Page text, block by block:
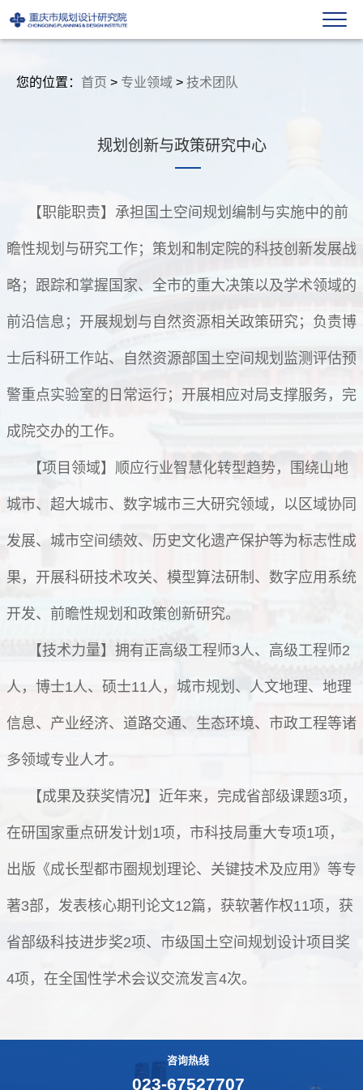
您的位置： 首页 > 专业领域 > 技术团队
规划创新与政策研究中心
【职能职责】承担国土空间规划编制与实施中的前
瞻性规划与研究工作；策划和制定院的科技创新发展战
略；跟踪和掌握国家、全市的重大决策以及学术领域的
前沿信息；开展规划与自然资源相关政策研究；负责博
士后科研工作站、自然资源部国土空间规划监测评估预
警重点实验室的日常运行；开展相应对局支撑服务，完
成院交办的工作。
【项目领域】顺应行业智慧化转型趋势，围绕山地
城市、超大城市、数字城市三大研究领域，以区域协同
发展、城市空间绩效、历史文化遗产保护等为标志性成
果，开展科研技术攻关、模型算法研制、数字应用系统
开发、前瞻性规划和政策创新研究。
【技术力量】拥有正高级工程师3人、高级工程师2
人，博士1人、硕士11人，城市规划、人文地理、地理
信息、产业经济、道路交通、生态环境、市政工程等诸
多领域专业人才。
【成果及获奖情况】近年来，完成省部级课题3项，
在研国家重点研发计划1项，市科技局重大专项1项，
出版《成长型都市圈规划理论、关键技术及应用》等专
著3部，发表核心期刊论文12篇，获软著作权11项，获
省部级科技进步奖2项、市级国土空间规划设计项目奖
4项，在全国性学术会议交流发言4次。
咨询热线
023-67527707